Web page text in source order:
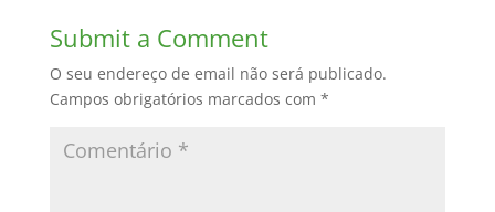
Submit a Comment
O seu endereço de email não será publicado.
Campos obrigatórios marcados com *